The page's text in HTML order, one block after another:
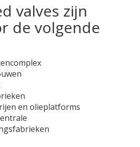
valves zijn
de volgende
en olieplatforms